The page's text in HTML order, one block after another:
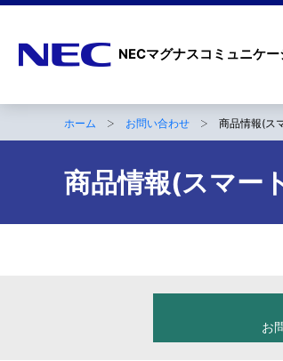
NECマグナスコミュニケ
B
r
ホーム お問い合わせ 商品情報(ス
商品情報(スマー
お